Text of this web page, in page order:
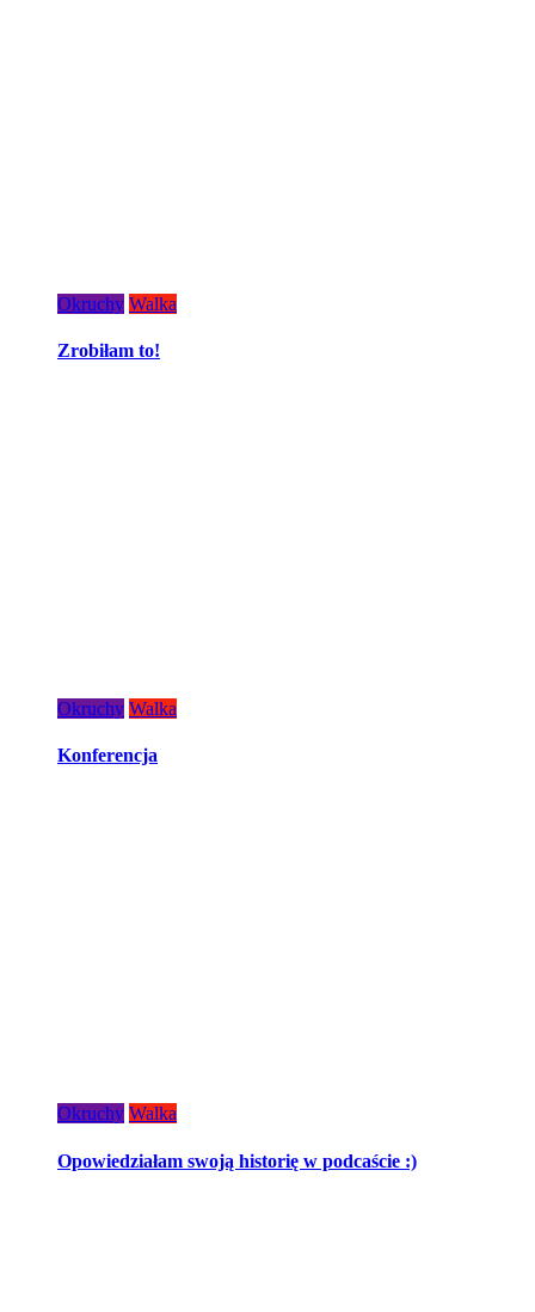
Okruchy Walka
Zrobiłam to!
Okruchy Walka
Konferencja
Okruchy Walka
Opowiedziałam swoją historię w podcaście :)